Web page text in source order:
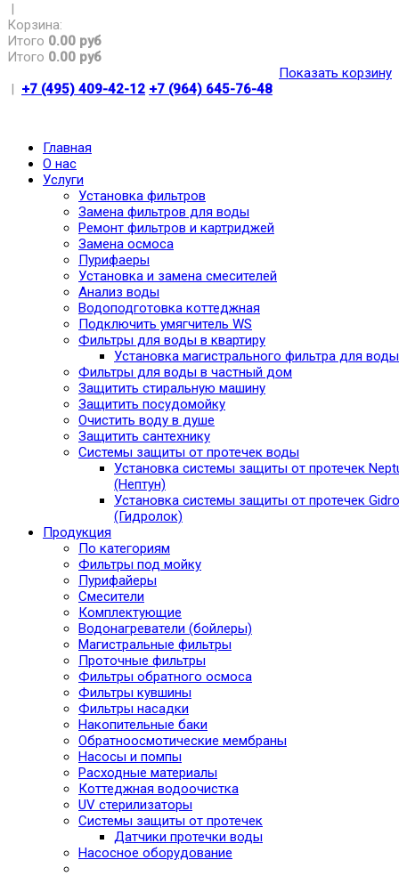
|
Корзина:
Итого 0.00 руб
Итого 0.00 руб
Показать корзину
| +7 (495) 409-42-12 +7 (964) 645-76-48
Главная
О нас
Услуги
Установка фильтров
Замена фильтров для воды
Ремонт фильтров и картриджей
Замена осмоса
Пурифаеры
Установка и замена смесителей
Анализ воды
Водоподготовка коттеджная
Подключить умягчитель WS
Фильтры для воды в квартиру
Установка магистрального фильтра для воды
Фильтры для воды в частный дом
Защитить стиральную машину
Защитить посудомойку
Очистить воду в душе
Защитить сантехнику
Системы защиты от протечек воды
Установка системы защиты от протечек
(Нептун)
Установка системы защиты от протечек
(Гидролок)
Продукция
По категориям
Фильтры под мойку
Пурифайеры
Смесители
Комплектующие
Водонагреватели (бойлеры)
Магистральные фильтры
Проточные фильтры
Фильтры обратного осмоса
Фильтры кувшины
Фильтры насадки
Накопительные баки
Обратноосмотические мембраны
Насосы и помпы
Расходные материалы
Коттеджная водоочистка
UV стерилизаторы
Системы защиты от протечек
Датчики протечки воды
Насосное оборудование